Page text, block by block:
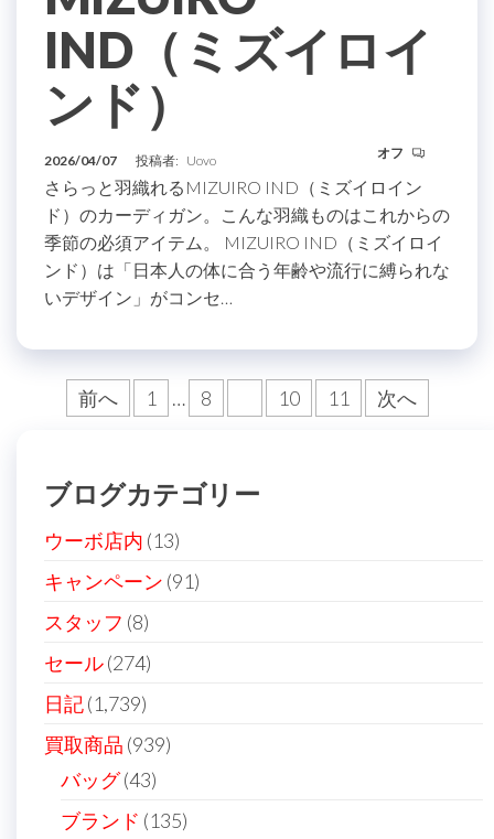
IND（ミズイロイ
ンド）
2026/04/07 投稿者: Uovo オフ
さらっと羽織れるMIZUIRO IND（ミズイロイン
ド）のカーディガン。こんな羽織ものはこれからの
季節の必須アイテム。 MIZUIRO IND（ミズイロイ
ンド）は「日本人の体に合う年齢や流行に縛られな
いデザイン」がコンセ…
ー
ジ
送
り
前へ 1 … 8 10 11 次へ
ブログカテゴリー
ウーボ店内 (13)
キャンペーン (91)
スタッフ (8)
セール(274)
日記(1,739)
買取商品 (939)
バッグ(43)
ブランド (135)